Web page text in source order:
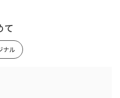
て
ナル